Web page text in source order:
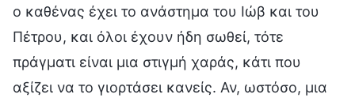
ο καθένας έχει το ανάστημα του Ιώβ και του
Πέτρου, και όλοι έχουν ήδη σωθεί, τότε
πράγματι είναι μια στιγμή χαράς, κάτι που
αξίζει να το γιορτάσει κανείς. Αν, ωστόσο, μια